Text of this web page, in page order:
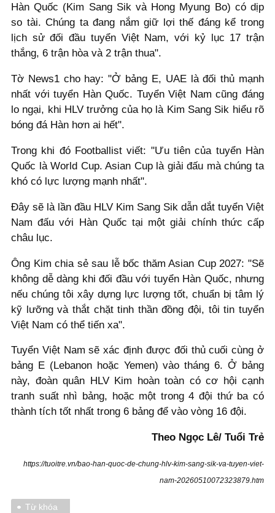
Hàn Quốc (Kim Sang Sik và Hong Myung Bo) có dịp
so tài. Chúng ta đang nắm giữ lợi thế đáng kể trong
lịch sử đối đầu tuyển Việt Nam, với kỷ lục 17 trận
thắng, 6 trận hòa và 2 trận thua".
Tờ News1 cho hay: "Ở bảng E, UAE là đối thủ mạnh
nhất với tuyển Hàn Quốc. Tuyển Việt Nam cũng đáng
lo ngại, khi HLV trưởng của họ là Kim Sang Sik hiểu rõ
bóng đá Hàn hơn ai hết".
Trong khi đó Footballist viết: "Ưu tiên của tuyển Hàn
Quốc là World Cup. Asian Cup là giải đấu mà chúng ta
khó có lực lượng mạnh nhất".
Đây sẽ là lần đầu HLV Kim Sang Sik dẫn dắt tuyển Việt
Nam đấu với Hàn Quốc tại một giải chính thức cấp
châu lục.
Ông Kim chia sẻ sau lễ bốc thăm Asian Cup 2027: "Sẽ
không dễ dàng khi đối đầu với tuyển Hàn Quốc, nhưng
nếu chúng tôi xây dựng lực lượng tốt, chuẩn bị tâm lý
kỹ lưỡng và thắt chặt tinh thần đồng đội, tôi tin tuyển
Việt Nam có thể tiến xa".
Tuyển Việt Nam sẽ xác định được đối thủ cuối cùng ở
bảng E (Lebanon hoặc Yemen) vào tháng 6. Ở bảng
này, đoàn quân HLV Kim hoàn toàn có cơ hội cạnh
tranh suất nhì bảng, hoặc một trong 4 đội thứ ba có
thành tích tốt nhất trong 6 bảng để vào vòng 16 đội.
Theo Ngọc Lê/ Tuổi Trẻ
https://tuoitre.vn/bao-han-quoc-de-chung-hlv-kim-sang-sik-va-tuyen-viet-
nam-20260510072323879.htm
Từ khóa